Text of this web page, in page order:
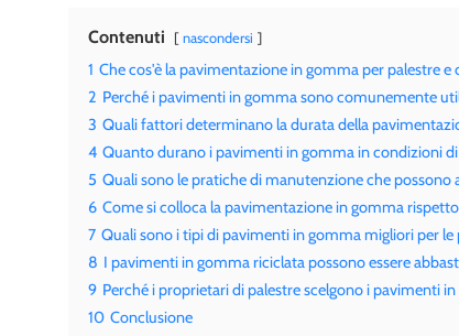
Contenuti nascondersi
1 Che cos'è la pavimentazione in gomma per palestre e
2 Perché i pavimenti in gomma sono comunemente
3 Quali fattori determinano la durata della
4 Quanto durano i pavimenti in gomma in condizioni
5 Quali sono le pratiche di manutenzione che
6 Come si colloca la pavimentazione in gomma
7 Quali sono i tipi di pavimenti in gomma migliori per
8 I pavimenti in gomma riciclata possono essere
9 Perché i proprietari di palestre scelgono i pavimenti
10 Conclusione